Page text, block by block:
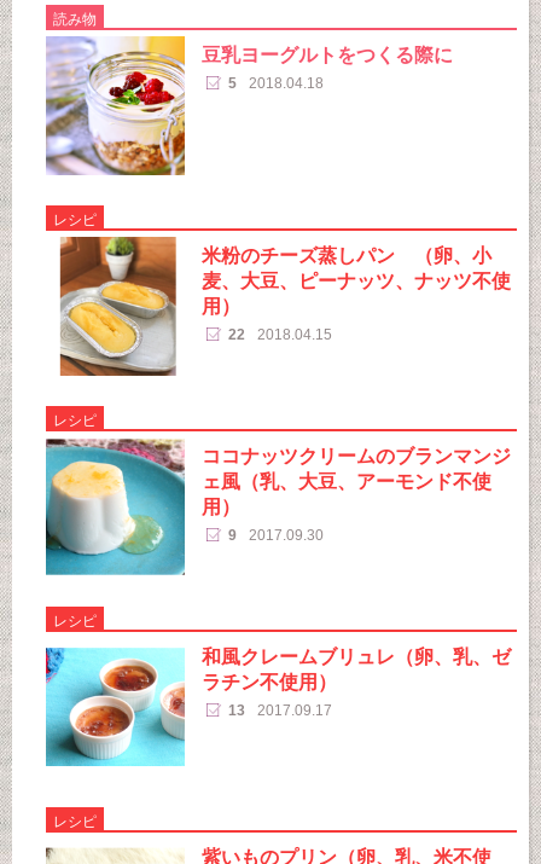
読み物
豆乳ヨーグルトをつくる際に
5 2018.04.18
レシピ
米粉のチーズ蒸しパン （卵、小
麦、大豆、ピーナッツ、ナッツ不使
用）
22 2018.04.15
レシピ
ココナッツクリームのブランマンジ
ェ風（乳、大豆、アーモンド不使
用）
9 2017.09.30
レシピ
和風クレームブリュレ（卵、乳、ゼ
ラチン不使用）
13 2017.09.17
レシピ
紫いものプリン（卵、乳、米不使